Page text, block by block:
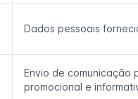
Dados pessoais
Envio de comunicação
promocional e